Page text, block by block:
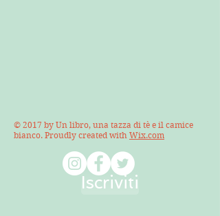
© 2017 by Un libro, una tazza di tè e il camice
bianco. Proudly created with Wix.com
Iscriviti